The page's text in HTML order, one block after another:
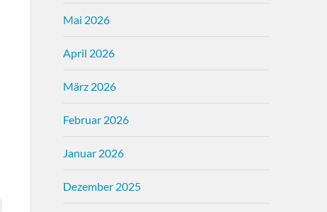
Mai 2026
April 2026
März 2026
Februar 2026
Januar 2026
Dezember 2025